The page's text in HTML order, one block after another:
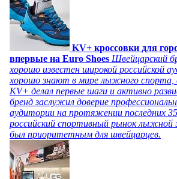
KV+ кроссовки для
впервые на Euro Shoes Швейцарский
хорошо известен широкой российской
хорошо знают в мире лыжного спорта,
KV+ делал первые шаги и активно
бренд заслужил доверие
аудитории на протяжении последних
российский спортивный рынок лыжной
был приоритетным для швейцарцев.